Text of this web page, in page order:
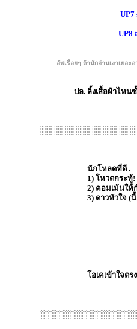
UP7
UP8
อัพเรื่อยๆ ถ้านักอ่านเงาเยอะ
ปล. ลิ้งเสื้อผ้าไหน
นักโหลดที่ดี .
1) โหวตกระทู้!
2) คอมเม้นให้กำลั
3) ดาวหัวใจ (นี้แล้วแต่
โอเคเข้าใจตรงกัน